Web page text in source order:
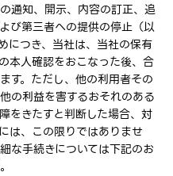
通知、開示、内容の訂正、追
び第三者への提供の停止（以
につき、当社は、当社の保有
本人確認をおこなった後、合
す。ただし、他の利用者その
の利益を害するおそれのある
をきたすと判断した場合、対
は、この限りではありませ
な手続きについては下記のお